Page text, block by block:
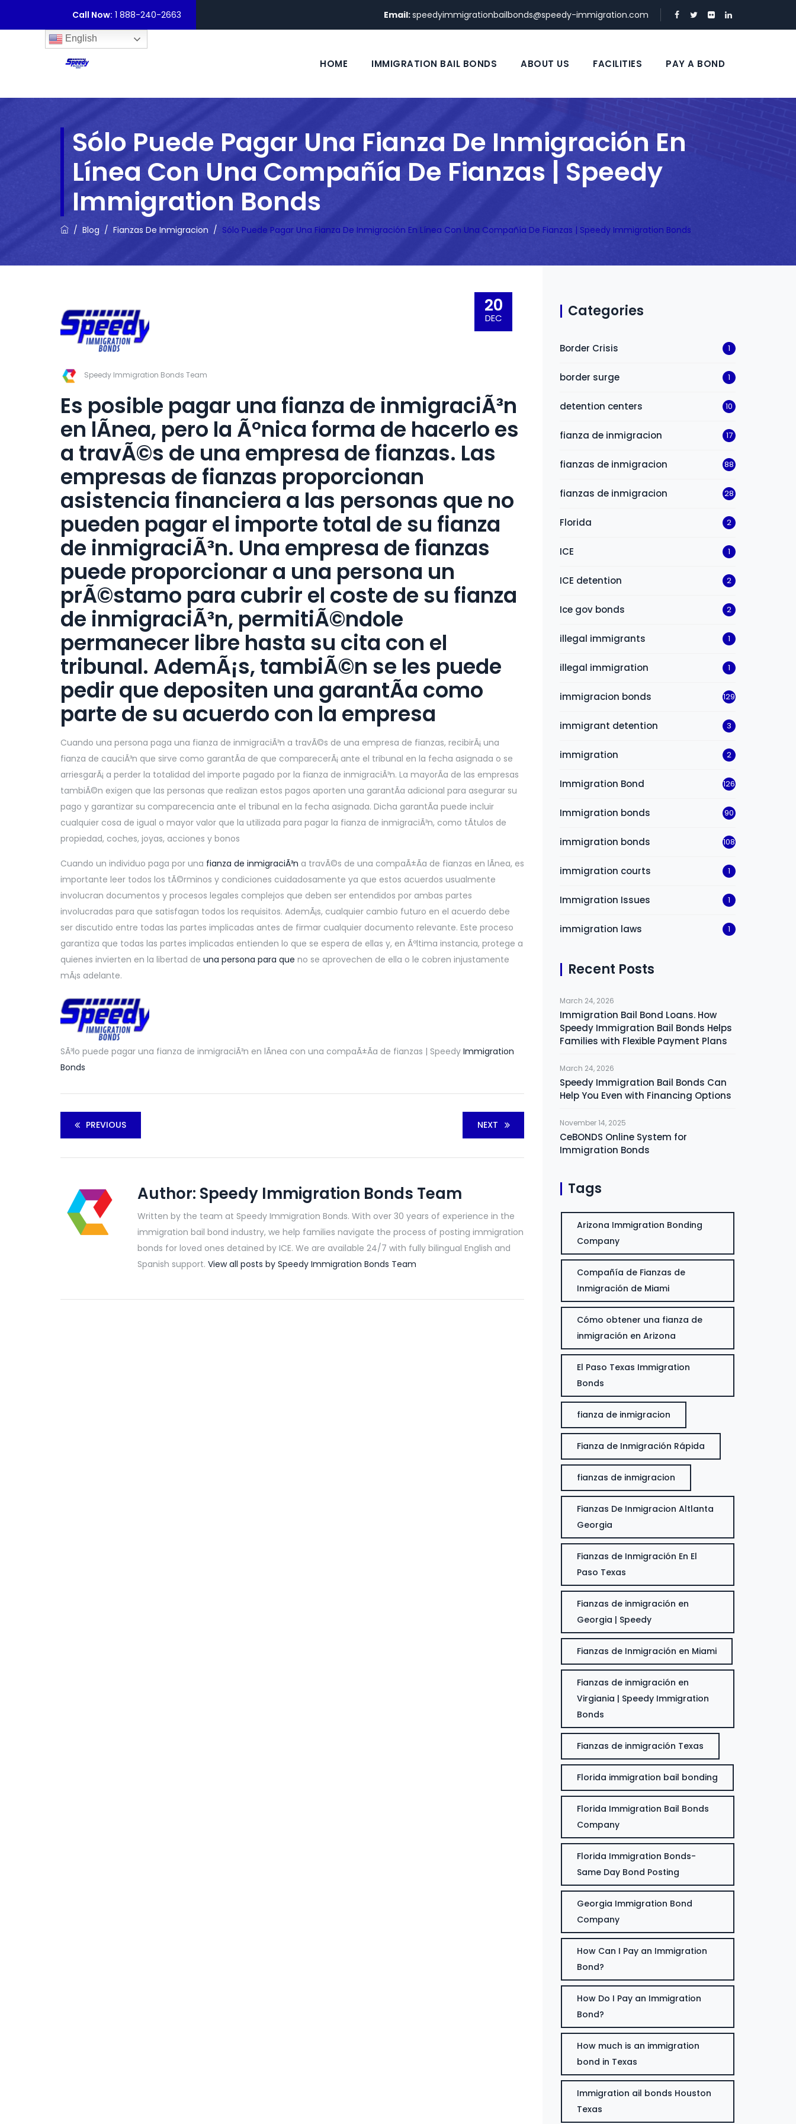
Call Now: 1 888-240-2663 Email:speedyimmigrationbailbonds@speedy-immigration.com
HOME IMMIGRATION BAIL BONDS ABOUT US FACILITIES PAY A BOND
English
Sólo Puede Pagar Una Fianza De Inmigración En
Línea Con Una Compañía De Fianzas | Speedy
Immigration Bonds
/ Blog / Fianzas De Inmigracion / Sólo Puede Pagar Una Fianza De Inmigración En Línea Con Una Compañía De Fianzas | Speedy Immigration Bonds
20
DEC
Speedy Immigration Bonds Team
Es posible pagar una fianza de inmigraciÃ³n
en lÃ­nea, pero la Ãºnica forma de hacerlo es
a travÃ©s de una empresa de fianzas. Las
empresas de fianzas proporcionan
asistencia financiera a las personas que no
pueden pagar el importe total de su fianza
de inmigraciÃ³n. Una empresa de fianzas
puede proporcionar a una persona un
prÃ©stamo para cubrir el coste de su fianza
de inmigraciÃ³n, permitiÃ©ndole
permanecer libre hasta su cita con el
tribunal. AdemÃ¡s, tambiÃ©n se les puede
pedir que depositen una garantÃ­a como
parte de su acuerdo con la empresa
Cuando una persona paga una fianza de inmigraciÃ³n a travÃ©s de una empresa de fianzas, recibirÃ¡ una
fianza de cauciÃ³n que sirve como garantÃ­a de que comparecerÃ¡ ante el tribunal en la fecha asignada o se
arriesgarÃ¡ a perder la totalidad del importe pagado por la fianza de inmigraciÃ³n. La mayorÃ­a de las empresas
tambiÃ©n exigen que las personas que realizan estos pagos aporten una garantÃ­a adicional para asegurar su
pago y garantizar su comparecencia ante el tribunal en la fecha asignada. Dicha garantÃ­a puede incluir
cualquier cosa de igual o mayor valor que la utilizada para pagar la fianza de inmigraciÃ³n, como tÃ­tulos de
propiedad, coches, joyas, acciones y bonos
Cuando un individuo paga por una fianza de inmigraciÃ³n a travÃ©s de una compaÃ±Ã­a de fianzas en lÃ­nea, es
importante leer todos los tÃ©rminos y condiciones cuidadosamente ya que estos acuerdos usualmente
involucran documentos y procesos legales complejos que deben ser entendidos por ambas partes
involucradas para que satisfagan todos los requisitos. AdemÃ¡s, cualquier cambio futuro en el acuerdo debe
ser discutido entre todas las partes implicadas antes de firmar cualquier documento relevante. Este proceso
garantiza que todas las partes implicadas entienden lo que se espera de ellas y, en Ãºltima instancia, protege a
quienes invierten en la libertad de una persona para que no se aprovechen de ella o le cobren injustamente
mÃ¡s adelante.
SÃ³lo puede pagar una fianza de inmigraciÃ³n en lÃ­nea con una compaÃ±Ã­a de fianzas | Speedy Immigration
Bonds
PREVIOUS NEXT
Author: Speedy Immigration Bonds Team
Written by the team at Speedy Immigration Bonds. With over 30 years of experience in the
immigration bail bond industry, we help families navigate the process of posting immigration
bonds for loved ones detained by ICE. We are available 24/7 with fully bilingual English and
Spanish support. View all posts by Speedy Immigration Bonds Team
Categories
Border Crisis 1
border surge 1
detention centers 10
fianza de inmigracion 17
fianzas de inmigracion 88
fianzas de inmigracion 28
Florida 2
ICE 1
ICE detention 2
Ice gov bonds 2
illegal immigrants 1
illegal immigration 1
immigracion bonds 129
immigrant detention 3
immigration 2
Immigration Bond 126
Immigration bonds 90
immigration bonds 108
immigration courts 1
Immigration Issues 1
immigration laws 1
Recent Posts
March 24, 2026
Immigration Bail Bond Loans. How
Speedy Immigration Bail Bonds Helps
Families with Flexible Payment Plans
March 24, 2026
Speedy Immigration Bail Bonds Can
Help You Even with Financing Options
November 14, 2025
CeBONDS Online System for
Immigration Bonds
Tags
Arizona Immigration Bonding
Company
Compañía de Fianzas de
Inmigración de Miami
Cómo obtener una fianza de
inmigración en Arizona
El Paso Texas Immigration
Bonds
fianza de inmigracion
Fianza de Inmigración Rápida
fianzas de inmigracion
Fianzas De Inmigracion Altlanta
Georgia
Fianzas de Inmigración En El
Paso Texas
Fianzas de inmigración en
Georgia | Speedy
Fianzas de Inmigración en Miami
Fianzas de inmigración en
Virgiania | Speedy Immigration
Bonds
Fianzas de inmigración Texas
Florida immigration bail bonding
Florida Immigration Bail Bonds
Company
Florida Immigration Bonds-
Same Day Bond Posting
Georgia Immigration Bond
Company
How Can I Pay an Immigration
Bond?
How Do I Pay an Immigration
Bond?
How much is an immigration
bond in Texas
Immigration ail bonds Houston
Texas